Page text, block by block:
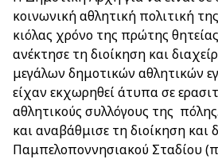
κοινωνική αθλητική πολιτική
κιόλας χρόνο της πρώτης
ανέκτησε τη διοίκηση και
μεγάλων δημοτικών αθλητικών
είχαν εκχωρηθεί άτυπα σε
αθλητικούς συλλόγους της
και αναβάθμισε τη διοίκηση και
Παμπελοποννησιακού Σταδίου